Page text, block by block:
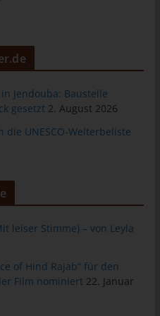
Jendouba: Baustelle
gesetzt 2. August 2026
UNESCO-Welterbeliste
leiser Stimme) – von Leyla
of Hind Rajab“ für den
Film nominiert 22. Januar
Online-Shop merkt sich die
von Cookies durch
verhindern und
widersprechen.
jederzeit über einen
gelöscht
Internetbrowsern möglich.
unter Umständen nicht alle
vollumfänglich nutzbar.
Daten und
Aufruf der Internetseite durch
System eine